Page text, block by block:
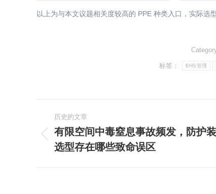
以上为与本文议题相关度较高的 PPE 种类入口，实际选
标签： EHS管理
章
历史的文章
历
史
有限空间中毒窒息事故频发，防护
选型存在哪些致命误区